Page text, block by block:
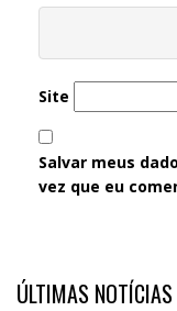
Site
Salvar meus
vez que eu
ÚLTIMAS NOTÍCIAS